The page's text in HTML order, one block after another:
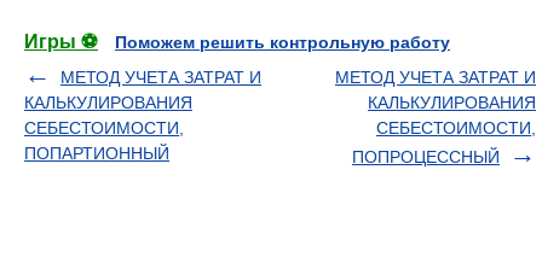
Игры ⚽
Поможем решить контрольную работу
МЕТОД УЧЕТА ЗАТРАТ И
КАЛЬКУЛИРОВАНИЯ
СЕБЕСТОИМОСТИ,
ПОПАРТИОННЫЙ
МЕТОД УЧЕТА ЗАТРАТ И
КАЛЬКУЛИРОВАНИЯ
СЕБЕСТОИМОСТИ,
ПОПРОЦЕССНЫЙ